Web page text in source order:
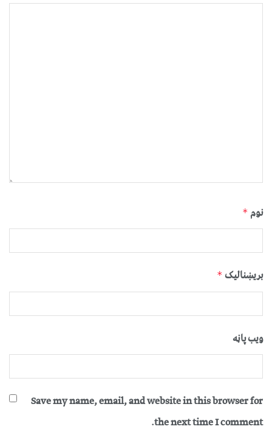
نوم *
بریښنالیک *
ویب پاڼه
Save my name, email, and website in this browser for
the next time I comment.